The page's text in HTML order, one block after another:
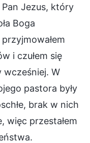
Jezus, który
Boga
i czułem się
wcześniej. W
pastora były
brak w nich
więc przestałem